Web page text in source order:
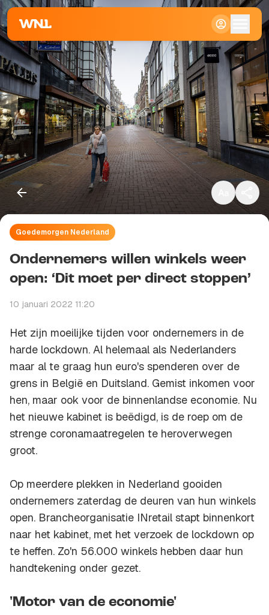
Klein
Standaard
Groot
Goedemorgen Nederland
Ondernemers willen winkels weer
open: ‘Dit moet per direct stoppen’
10 januari 2022 11:20
Het zijn moeilijke tijden voor ondernemers in de
harde lockdown. Al helemaal als Nederlanders
maar al te graag hun euro's spenderen over de
grens in België en Duitsland. Gemist inkomen voor
hen, maar ook voor de binnenlandse economie. Nu
het nieuwe kabinet is beëdigd, is de roep om de
strenge coronamaatregelen te heroverwegen
groot.
Op meerdere plekken in Nederland gooiden
ondernemers zaterdag de deuren van hun winkels
open. Brancheorganisatie INretail stapt binnenkort
naar het kabinet, met het verzoek de lockdown op
te heffen. Zo'n 56.000 winkels hebben daar hun
handtekening onder gezet.
'Motor van de economie'